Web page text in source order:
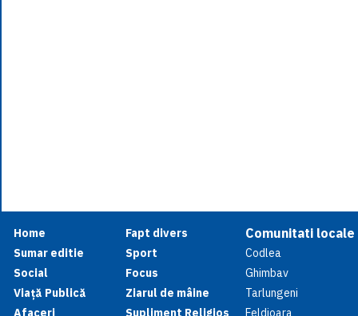
Home
Sumar editie
Social
Viață Publică
Afaceri
Fapt divers
Sport
Focus
Ziarul de mâine
Supliment Religios
Comunitati locale
Codlea
Ghimbav
Tarlungeni
Feldioara